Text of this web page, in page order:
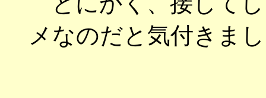
メなのだと気付きま